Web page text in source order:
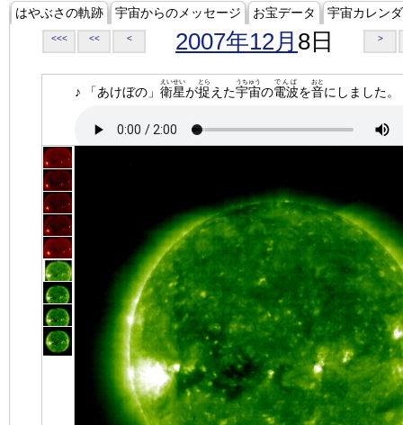
はやぶさの軌跡 宇宙からのメッセージ お宝データ 宇宙カレン
<<< << < 2007年12月 8日 >
♪ 「あけぼの」 衛星
えいせい
が捉
とら
えた宇宙
うちゅう
の電波
でんぱ
を音
おと
にしました。